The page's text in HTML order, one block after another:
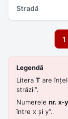
1
Legendă
Litera T are
străzii”.
Numerele nr. x-y
între x și y”.